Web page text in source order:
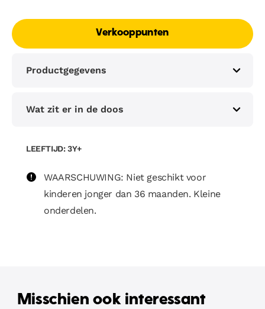
Verkooppunten
Productgegevens
Wat zit er in de doos
LEEFTIJD: 3Y+
WAARSCHUWING: Niet geschikt voor
kinderen jonger dan 36 maanden. Kleine
onderdelen.
Misschien ook interessant